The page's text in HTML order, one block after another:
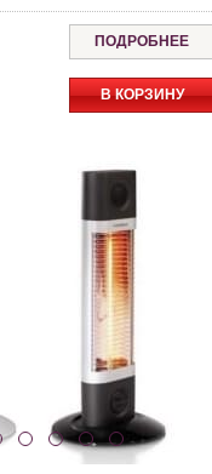
ПОДРОБНЕЕ
В КОРЗИНУ